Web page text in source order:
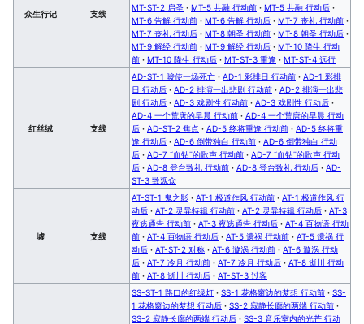
众生行记 支线
MT-ST-2 启圣 · MT-5 共融 行动前 · MT-5 共融 行动后 ·
MT-6 告解 行动前 · MT-6 告解 行动后 · MT-7 丧礼 行动前 ·
MT-7 丧礼 行动后 · MT-8 朝圣 行动前 · MT-8 朝圣 行动后 ·
MT-9 解经 行动前 · MT-9 解经 行动后 · MT-10 降生 行动
前 · MT-10 降生 行动后 · MT-ST-3 重逢 · MT-ST-4 远行
红丝绒 支线
AD-ST-1 唆使一场死亡 · AD-1 彩排日 行动前 · AD-1 彩排
日 行动后 · AD-2 排演一出悲剧 行动前 · AD-2 排演一出悲
剧 行动后 · AD-3 戏剧性 行动前 · AD-3 戏剧性 行动后 ·
AD-4 一个荒唐的早晨 行动前 · AD-4 一个荒唐的早晨 行动
后 · AD-ST-2 焦点 · AD-5 终将重逢 行动前 · AD-5 终将重
逢 行动后 · AD-6 倒带独白 行动前 · AD-6 倒带独白 行动
后 · AD-7 “血钻”的歌声 行动前 · AD-7 “血钻”的歌声 行动
后 · AD-8 登台致礼 行动前 · AD-8 登台致礼 行动后 · AD-
ST-3 致观众
墟 支线
AT-ST-1 鬼之影 · AT-1 极道作风 行动前 · AT-1 极道作风 行
动后 · AT-2 灵异特辑 行动前 · AT-2 灵异特辑 行动后 · AT-3
夜逃通告 行动前 · AT-3 夜逃通告 行动后 · AT-4 百物语 行动
前 · AT-4 百物语 行动后 · AT-5 遗祸 行动前 · AT-5 遗祸 行
动后 · AT-ST-2 对称 · AT-6 漩涡 行动前 · AT-6 漩涡 行动
后 · AT-7 冷月 行动前 · AT-7 冷月 行动后 · AT-8 逝川 行动
前 · AT-8 逝川 行动后 · AT-ST-3 过客
SS-ST-1 路口的红绿灯 · SS-1 花格窗边的梦想 行动前 · SS-
1 花格窗边的梦想 行动后 · SS-2 寂静长廊的两端 行动前 ·
SS-2 寂静长廊的两端 行动后 · SS-3 音乐室内的光芒 行动